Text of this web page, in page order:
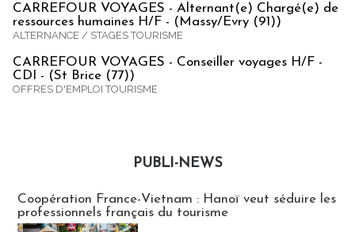
CARREFOUR VOYAGES - Alternant(e) Chargé(e) de
ressources humaines H/F - (Massy/Evry (91))
ALTERNANCE / STAGES TOURISME
CARREFOUR VOYAGES - Conseiller voyages H/F -
CDI - (St Brice (77))
OFFRES D'EMPLOI TOURISME
PUBLI-NEWS
Coopération France-Vietnam : Hanoï veut séduire les
professionnels français du tourisme